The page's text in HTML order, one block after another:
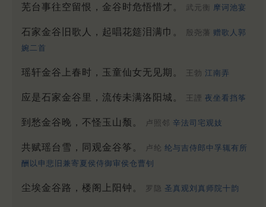
芜台事往空留恨，金谷时危悟惜才。 武元衡 摩诃池宴
石家金谷旧歌人，起唱花筵泪满巾。 殷尧藩 赠歌人郭
婉二首
瑶轩金谷上春时，玉童仙女无见期。 王勃 江南弄
应是石家金谷里，流传未满洛阳城。 王諲 夜坐看挡筝
到愁金谷晚，不怪玉山颓。 卢照邻 辛法司宅观妓
共赋瑶台雪，同观金谷筝。 卢纶 纶与吉侍郎中孚辄有所
酬以申悲旧兼寄夏侯侍御审侯仓曹钊
尘埃金谷路，楼阁上阳钟。 罗隐 圣真观刘真师院十韵